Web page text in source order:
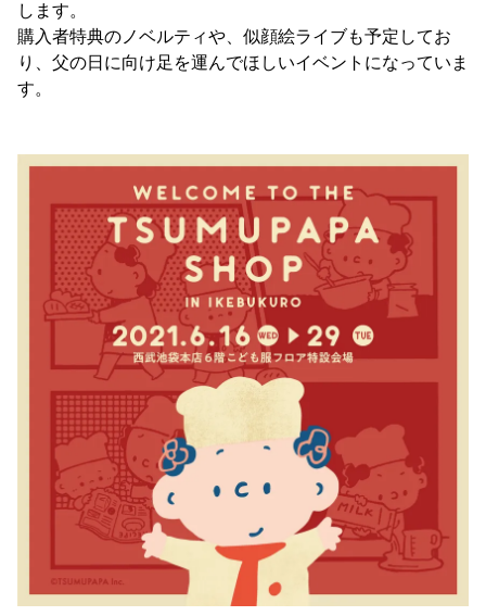
します。
購入者特典のノベルティや、似顔絵ライブも予定してお
り、父の日に向け足を運んでほしいイベントになっていま
す。